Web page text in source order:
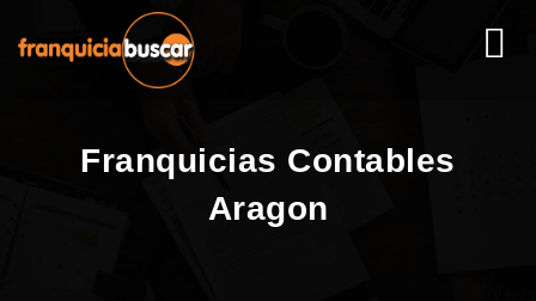
Franquicias Contables
Aragon